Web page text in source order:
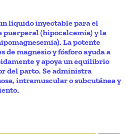
líquido inyectable para el
(hipocalcemia) y la
La potente
de magnesio y fósforo ayuda a
y apoya un equilibrio
del parto. Se administra
intramuscular o subcutánea y